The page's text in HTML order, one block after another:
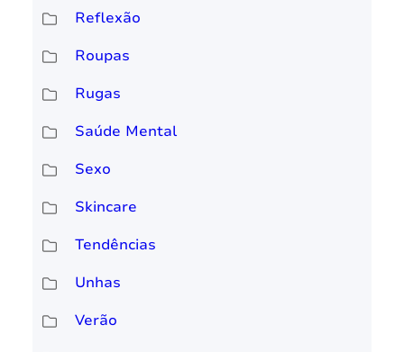
Reflexão
Roupas
Rugas
Saúde Mental
Sexo
Skincare
Tendências
Unhas
Verão